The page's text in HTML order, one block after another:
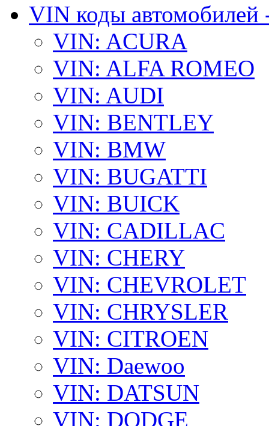
VIN коды автомобилей
VIN: ACURA
VIN: ALFA ROMEO
VIN: AUDI
VIN: BENTLEY
VIN: BMW
VIN: BUGATTI
VIN: BUICK
VIN: CADILLAC
VIN: CHERY
VIN: CHEVROLET
VIN: CHRYSLER
VIN: CITROEN
VIN: Daewoo
VIN: DATSUN
VIN: DODGE